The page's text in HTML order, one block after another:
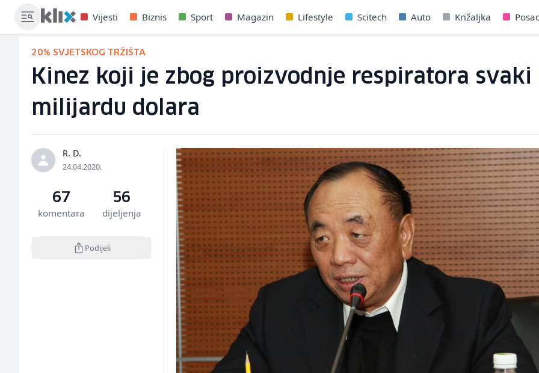
Vijesti Biznis Sport Magazin Lifestyle Scitech Auto Križaljka
20% SVJETSKOG TRŽIŠTA
Kinez koji je zbog proizvodnje respiratora svaki
milijardu dolara
R. D.
24.04.2020.
67
komentara
56
dijeljenja
Podijeli